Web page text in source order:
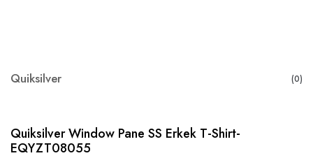
Quiksilver (0)
Quiksilver Window Pane SS Erkek T-Shirt-
EQYZT08055